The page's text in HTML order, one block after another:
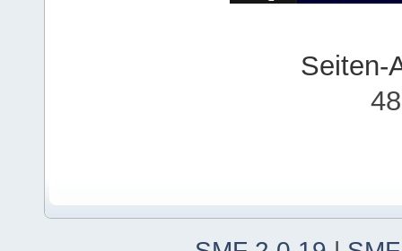
Seiten-